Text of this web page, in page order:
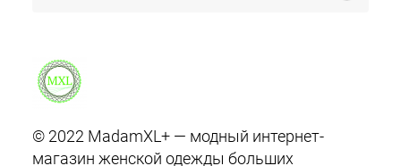
© 2022 MadamXL+ — модный интернет-
магазин женской одежды больших